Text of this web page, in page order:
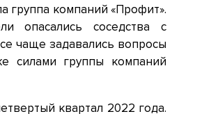
группа компаний «Профит».
опасались соседства с
чаще задавались вопросы
силами группы компаний
квартал 2022 года.